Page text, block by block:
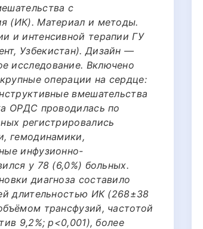
с
(ИК). Материал и методы.
и интенсивной терапии ГУ
Узбекистан). Дизайн —
исследование. Включено
операции на сердце:
вмешательства
ОРДС проводилась по
регистрировались
гемодинамики,
инфузионно-
у 78 (6,0%) больных.
диагноза составило
длительностью ИК (268±38
трансфузий, частотой
9,2%; p<0,001), более